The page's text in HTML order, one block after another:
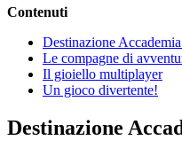
Contenuti
Destinazione
Le compagne di
Il gioiello multiplayer
Un gioco divertente!
Destinazione